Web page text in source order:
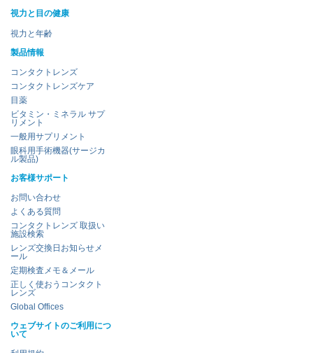
視力と目の健康
視力と年齢
製品情報
コンタクトレンズ
コンタクトレンズケア
目薬
ビタミン・ミネラル サプ
リメント
一般用サプリメント
眼科用手術機器(サージカ
ル製品)
お客様サポート
お問い合わせ
よくある質問
コンタクトレンズ 取扱い
施設検索
レンズ交換日お知らせメ
ール
定期検査メモ＆メール
正しく使おうコンタクト
レンズ
Global Offices
ウェブサイトのご利用につ
いて